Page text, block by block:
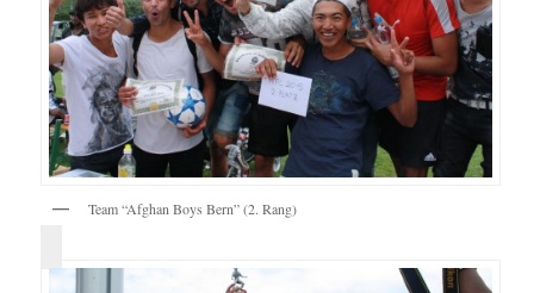
Team “Afghan Boys Bern” (2. Rang)